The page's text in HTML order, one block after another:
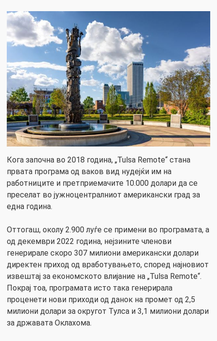
Кога започна во 2018 година, „Tulsa Remote“ стана
првата програма од ваков вид нудејќи им на
работниците и претприемачите 10.000 долари да се
преселат во јужноцентралниот американски град за
една година.
Оттогаш, околу 2.900 луѓе се примени во програмата, а
од декември 2022 година, нејзините членови
генерирале скоро 307 милиони американски долари
директен приход од вработувањето, според најновиот
извештај за економското влијание на „Tulsa Remote“.
Покрај тоа, програмата исто така генерирала
проценети нови приходи од данок на промет од 2,5
милиони долари за округот Тулса и 3,1 милиони долари
за државата Оклахома.